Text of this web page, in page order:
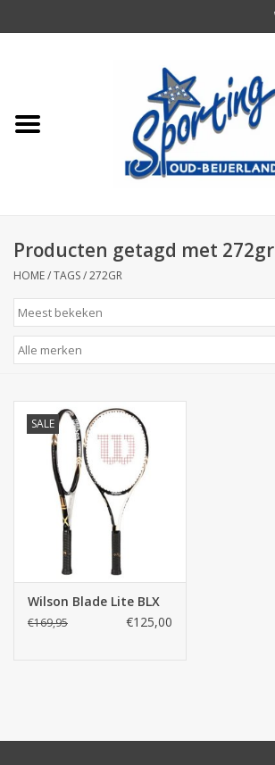
Tennisrackets
Squash
Producten getagd met 272gr
HOME/TAGS/272GR
SALE
Wilson Blade Lite BLX
€169,95 €125,00